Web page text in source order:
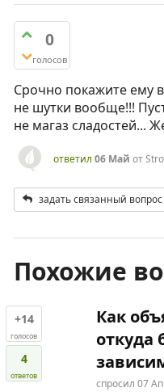
0
голосов
Срочно покажите ему
не шутки вообще!!!
не магаз сладостей...
ответил 06 Май от
задать связанный вопрос
Похожие
+14
голосов
4
ответов
Как
откуда
спросил 07